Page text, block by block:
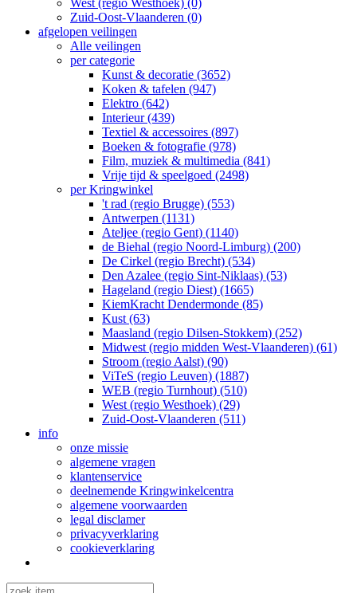
West (regio Westhoek) (0)
Zuid-Oost-Vlaanderen (0)
afgelopen veilingen
Alle veilingen
per categorie
Kunst & decoratie (3652)
Koken & tafelen (947)
Elektro (642)
Interieur (439)
Textiel & accessoires (897)
Boeken & fotografie (978)
Film, muziek & multimedia (841)
Vrije tijd & speelgoed (2498)
per Kringwinkel
't rad (regio Brugge) (553)
Antwerpen (1131)
Ateljee (regio Gent) (1140)
de Biehal (regio Noord-Limburg) (200)
De Cirkel (regio Brecht) (534)
Den Azalee (regio Sint-Niklaas) (53)
Hageland (regio Diest) (1665)
KiemKracht Dendermonde (85)
Kust (63)
Maasland (regio Dilsen-Stokkem) (252)
Midwest (regio midden West-Vlaanderen) (61)
Stroom (regio Aalst) (90)
ViTeS (regio Leuven) (1887)
WEB (regio Turnhout) (510)
West (regio Westhoek) (29)
Zuid-Oost-Vlaanderen (511)
info
onze missie
algemene vragen
klantenservice
deelnemende Kringwinkelcentra
algemene voorwaarden
legal disclamer
privacyverklaring
cookieverklaring